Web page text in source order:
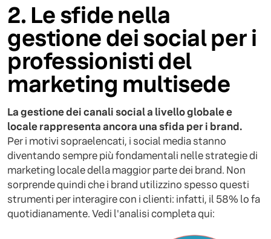
2. Le sfide nella
gestione dei social per i
professionisti del
marketing multisede
La gestione dei canali social a livello globale e
locale rappresenta ancora una sfida per i brand.
Per i motivi sopraelencati, i social media stanno
diventando sempre più fondamentali nelle strategie di
marketing locale della maggior parte dei brand. Non
sorprende quindi che i brand utilizzino spesso questi
strumenti per interagire con i clienti: infatti, il 58% lo fa
quotidianamente. Vedi l'analisi completa qui: